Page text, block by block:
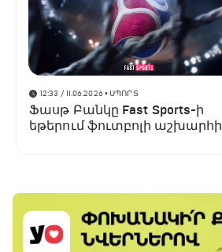
12:33 / 11.06.2026• ՍՊՈՐՏ
Ֆասթ Բանկը Fast Sports-ի
եթերում ֆուտբոլի աշխարհի